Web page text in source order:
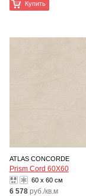
Купить
ATLAS CONCORDE
Prism Cord 60X60
60 x 60 см
6 578 руб./кв.м